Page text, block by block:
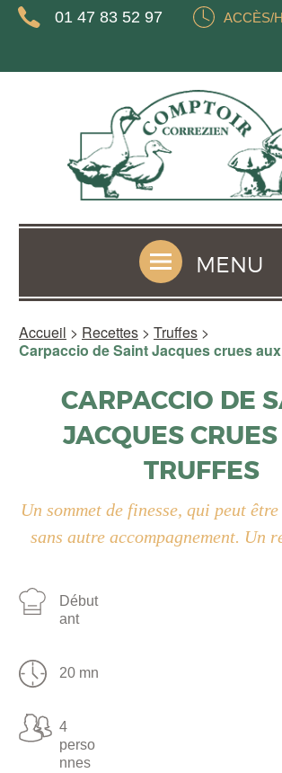
01 47 83 52 97 ACCÈS/
MENU
Accueil > Recettes > Truffes >
Carpaccio de Saint Jacques crues
CARPACCIO DE
JACQUES
TRUFFES
Un sommet de finesse, qui peut
sans autre accompagnement. Un
Début
ant
20 mn
4
perso
nnes